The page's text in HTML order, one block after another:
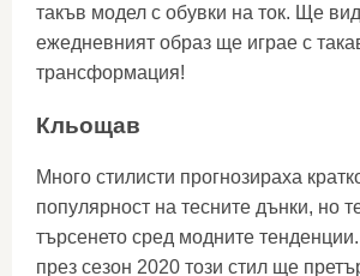
такъв модел с обувки на ток. Ще
ежедневният образ ще играе с
трансформация!
Кльощав
Много стилисти прогнозираха
популярност на тесните дънки, но
търсенето сред модните
през сезон 2020 този стил ще